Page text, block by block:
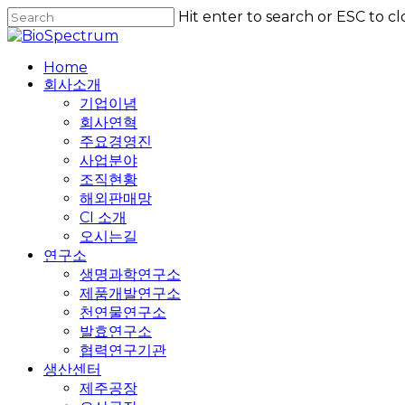
Skip
to
content
Hit enter to search or ESC to
Close
Home
회사소개
기업이념
회사연혁
주요경영진
사업분야
조직현황
해외판매망
CI 소개
오시는길
연구소
생명과학연구소
제품개발연구소
천연물연구소
발효연구소
협력연구기관
생산센터
제주공장